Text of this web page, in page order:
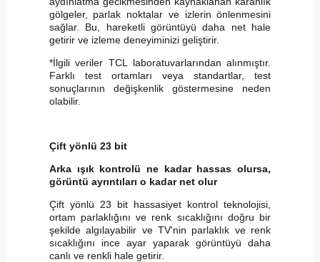
gölgeler, parlak noktalar ve izlerin önlenmesini
sağlar. Bu, hareketli görüntüyü daha net hale
getirir ve izleme deneyiminizi geliştirir.
*İlgili veriler TCL laboratuvarlarından alınmıştır.
Farklı test ortamları veya standartlar, test
sonuçlarının değişkenlik göstermesine neden
olabilir.
Çift yönlü 23 bit
Arka ışık kontrolü ne kadar hassas olursa,
görüntü ayrıntıları o kadar net olur
Çift yönlü 23 bit hassasiyet kontrol teknolojisi,
ortam parlaklığını ve renk sıcaklığını doğru bir
şekilde algılayabilir ve TV'nin parlaklık ve renk
sıcaklığını ince ayar yaparak görüntüyü daha
canlı ve renkli hale getirir.